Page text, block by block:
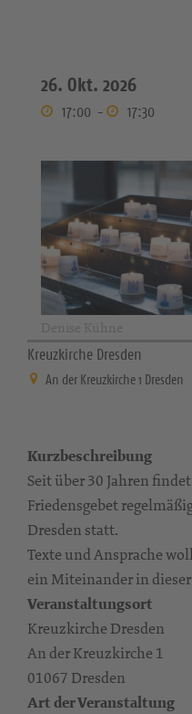
26. Okt. 2026
17:00 - 17:30
Kreuzkirche Dresden
An der Kreuzkirche 1 Dresden
Kurzbeschreibung
Seit über 30 Jahren
Friedensgebet
Dresden statt.
Texte und Ansprache
ein Miteinander in dieser
Veranstaltungsort
Kreuzkirche Dresden
An der Kreuzkirche 1
01067 Dresden
Art der Veranstaltung